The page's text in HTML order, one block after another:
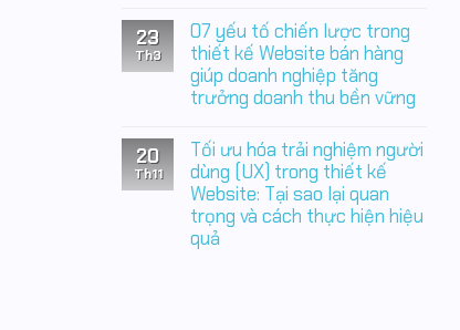
giúp
doanh
nghiệp
chủ
động
tạo
thiết
kế
Website
bất
động
sản
nhà
môi
giới
tự
tạo
khách
hàng
ổn
bình
luận
ở
Nâng
cấp
pháp
tăng
trưởng
doanh
thu
cho
doanh
nghiệp
23
Th3
07 yếu tố chiến lược trong
thiết kế Website bán hàng
giúp doanh nghiệp tăng
trưởng doanh thu bền vững
bình
luận
ở
07
yếu
chiến
20
Th11
Tối ưu hóa trải nghiệm người
dùng (UX) trong thiết kế
Website: Tại sao lại quan
trọng và cách thực hiện hiệu
quả